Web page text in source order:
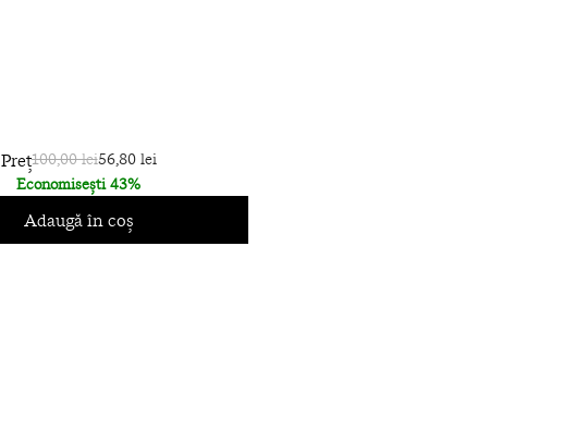
Preț100,00 lei56,80 lei
Economisești 43%
Adaugă în coș